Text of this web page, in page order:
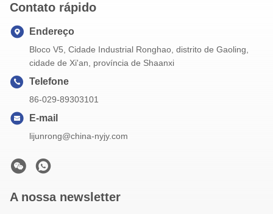
Contato rápido
Endereço
Bloco V5, Cidade Industrial Ronghao, distrito de Gaoling,
cidade de Xi'an, província de Shaanxi
Telefone
86-029-89303101
E-mail
lijunrong@china-nyjy.com
A nossa newsletter